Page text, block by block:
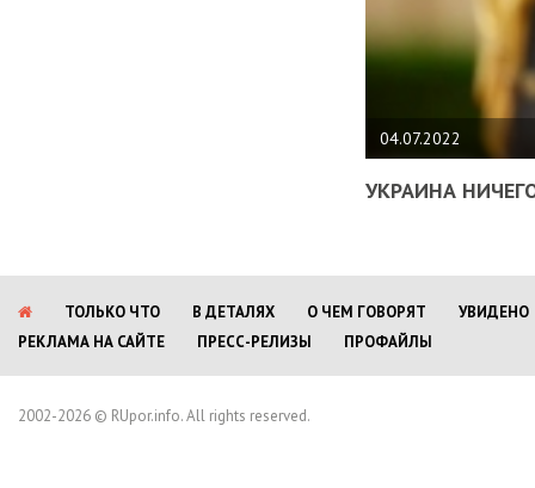
04.07.2022
УКРАИНА
ТОЛЬКО ЧТО В ДЕТАЛЯХ О ЧЕМ ГОВОРЯТ
УВИДЕНО
РЕКЛАМА НА САЙТЕ
ПРЕСС-РЕЛИЗЫ ПРОФАЙЛЫ
2002-2026 © RUpor.info. All rights reserved.